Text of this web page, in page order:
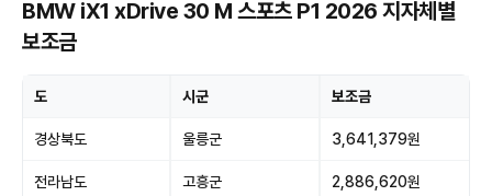
BMW iX1 xDrive 30 M 스포츠 P1 2026 지자체별
보조금
도 시군 보조금
경상북도 울릉군 3,641,379원
전라남도 고흥군 2,886,620원